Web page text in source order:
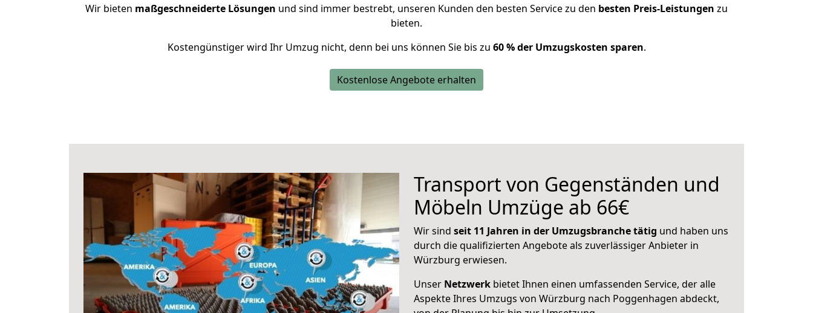
Wir bieten maßgeschneiderte Lösungen und sind immer bestrebt, unseren Kunden den besten Service zu den besten Preis-Leistungen zu
bieten.
Kostengünstiger wird Ihr Umzug nicht, denn bei uns können Sie bis zu 60 % der Umzugskosten sparen.
Kostenlose Angebote erhalten
Transport von Gegenständen und
Möbeln Umzüge ab 66€
Wir sind seit 11 Jahren in der Umzugsbranche tätig und haben uns
durch die qualifizierten Angebote als zuverlässiger Anbieter in
Würzburg erwiesen.
Unser Netzwerk bietet Ihnen einen umfassenden Service, der alle
Aspekte Ihres Umzugs von Würzburg nach Poggenhagen abdeckt,